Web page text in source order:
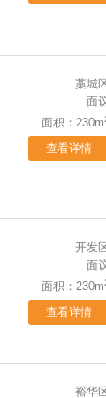
藁城
面
面积：230m
查看详情
开发
面
面积：230m
查看详情
裕华